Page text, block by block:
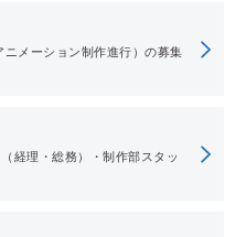
ニメーション制作進行）の募集
経理・総務）・制作部スタッ